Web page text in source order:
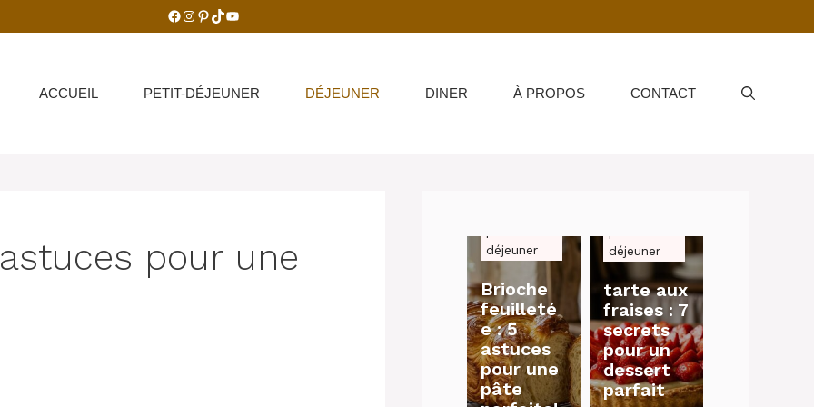
Facebook
Instagram
Pinterest
TikTok
YouTube
ACCUEIL PETIT-DÉJEUNER DÉJEUNER DINER À PROPOS CONTACT
pour une
déjeuner
Brioche
feuilleté
e : 5
astuces
pour une
pâte
déjeuner
tarte aux
fraises : 7
secrets
pour un
dessert
parfait